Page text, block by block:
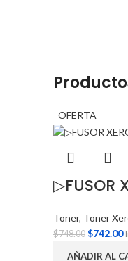
OFERTA
▷FUSOR
Toner, Toner
$748.00 $742.00
AÑADIR AL